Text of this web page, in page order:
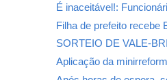
É inaceitável!:
Filha de prefeito recebe
SORTEIO DE VALE-
Aplicação da